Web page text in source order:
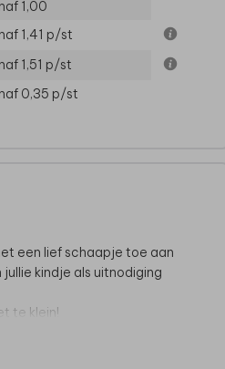
1,00
1,41 p/st
1,51 p/st
0,35 p/st
een lief schaapje toe aan
kindje als uitnodiging
te klein!